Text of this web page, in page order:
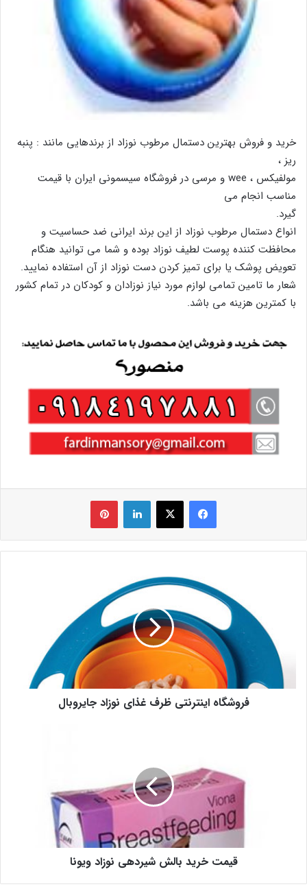
خرید و فروش بهترین دستمال مرطوب نوزاد از برندهایی مانند : پنبه
ریز ،
مولفیکس ، wee و مرسی در فروشگاه سیسمونی ایران با قیمت
مناسب انجام می
گیرد.
انواع دستمال مرطوب نوزاد از این برند ایرانی ضد حساسیت و
محافظت کننده پوست لطیف نوزاد بوده و شما می توانید هنگام
تعویض پوشک یا برای تمیز کردن دست نوزاد از آن استفاده نمایید.
شعار ما تامین تمامی لوازم مورد نیاز نوزادان و کودکان در تمام کشور
با کمترین هزینه می باشد.
فیس بوک X لینکدین ‫پین‌ترست
فروشگاه اینترنتی ظرف غذای نوزاد جایروبال
قیمت خرید بالش شیردهی نوزاد ویونا